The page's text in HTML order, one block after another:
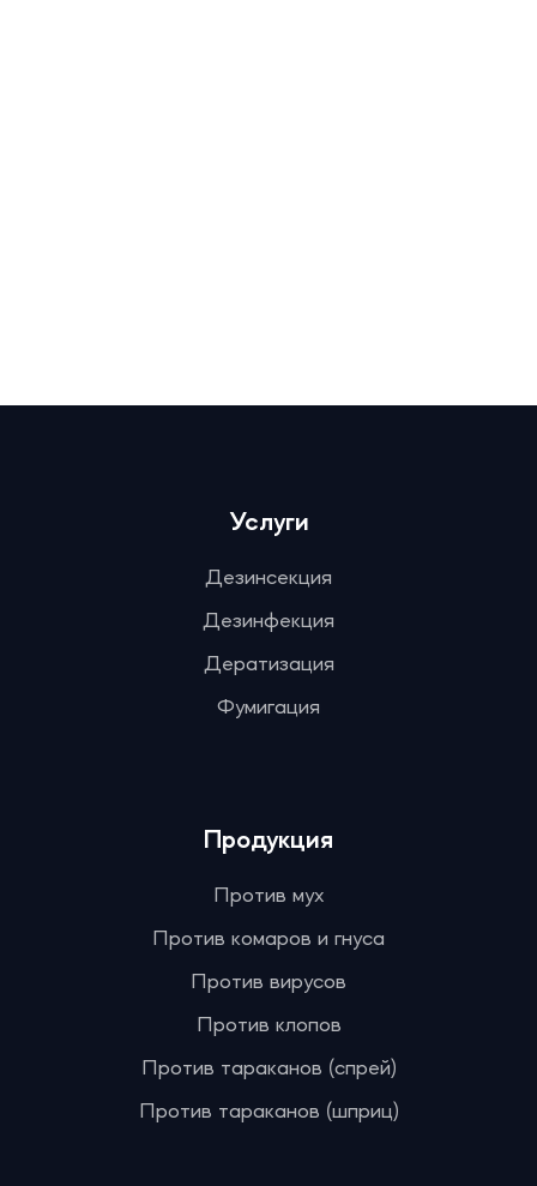
Услуги
Дезинсекция
Дезинфекция
Дератизация
Фумигация
Продукция
Против мух
Против комаров и гнуса
Против вирусов
Против клопов
Против тараканов (спрей)
Против тараканов (шприц)